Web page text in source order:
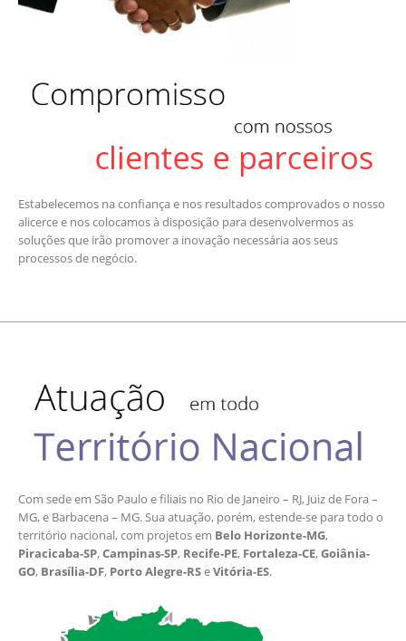
Estabelecemos na confiança e nos resultados comprovados o nosso
alicerce e nos colocamos à disposição para desenvolvermos as
soluções que irão promover a inovação necessária aos seus
processos de negócio.
Com sede em São Paulo e filiais no Rio de Janeiro – RJ, Juiz de Fora –
MG, e Barbacena – MG. Sua atuação, porém, estende-se para todo o
território nacional, com projetos em Belo Horizonte-MG,
Piracicaba-SP,Campinas-SP, Recife-PE, Fortaleza-CE,Goiânia-
GO, Brasília-DF, Porto Alegre-RSeVitória-ES.